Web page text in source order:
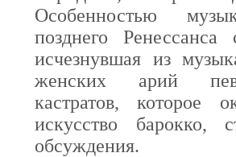
Особенностью
позднего Ренессанса
исчезнувшая из
женских арий
кастратов, которое
искусство
обсуждения.